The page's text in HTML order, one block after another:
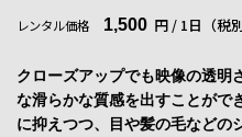
レンタル価格 1,500 円 / 1日（税別
クローズアップでも映像の透明
な滑らかな質感を出すことがで
に抑えつつ、目や髪の毛などの